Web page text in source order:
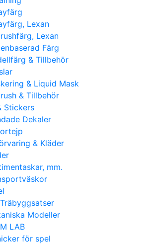
Lexan
Lexan
Färg
& Tillbehör
& Liquid Mask
& Tillbehör
Stickers
Dekaler
& Kläder
mm.
Modeller
LAB
för spel